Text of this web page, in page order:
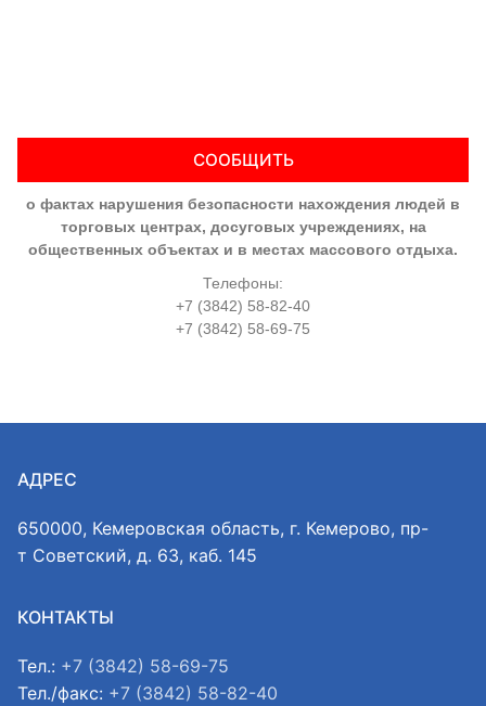
СООБЩИТЬ
о фактах нарушения безопасности нахождения людей в
торговых центрах, досуговых учреждениях, на
общественных объектах и в местах массового отдыха.
Телефоны:
+7 (3842) 58-82-40
+7 (3842) 58-69-75
АДРЕС
650000, Кемеровская область, г. Кемерово, пр-
т Советский, д. 63, каб. 145
КОНТАКТЫ
Тел.: +7 (3842) 58-69-75
Тел./факс: +7 (3842) 58-82-40